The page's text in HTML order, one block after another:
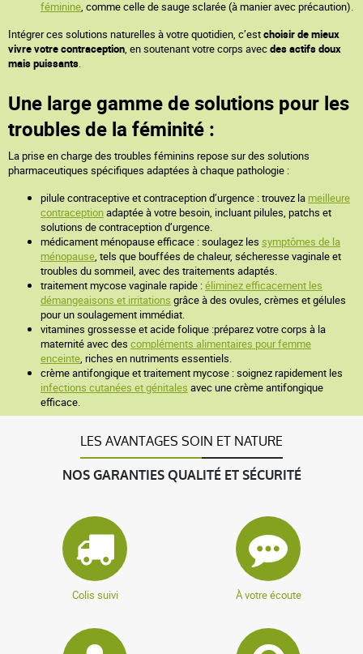
féminine, comme celle de sauge sclarée (à manier avec précaution).
Intégrer ces solutions naturelles à votre quotidien, c’estchoisir de mieux
vivre votre contraception, en soutenant votre corps avecdes actifs doux
mais puissants.
Une large gamme de solutions pour les
troubles de la féminité :
La prise en charge des troubles féminins repose sur des solutions
pharmaceutiques spécifiques adaptées à chaque pathologie :
pilule contraceptive et contraception d’urgence : trouvez la meilleure
contraceptionadaptée à votre besoin, incluant pilules, patchs et
solutions de contraception d’urgence.
médicament ménopause efficace : soulagez les symptômes de la
ménopause, tels que bouffées de chaleur, sécheresse vaginale et
troubles du sommeil, avec des traitements adaptés.
traitement mycose vaginale rapide :éliminez efficacement les
démangeaisons et irritations grâce à des ovules, crèmes et gélules
pour un soulagement immédiat.
vitamines grossesse et acide folique :préparez votre corps à la
maternité avec des compléments alimentaires pour femme
enceinte, riches en nutriments essentiels.
crème antifongique et traitement mycose : soignez rapidement les
infections cutanées et génitales avec une crème antifongique
efficace.
LES AVANTAGES SOIN ET NATURE
NOS GARANTIES QUALITÉ ET SÉCURITÉ
Colis suivi À votre écoute